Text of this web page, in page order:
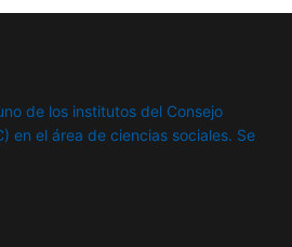
de los institutos del Consejo
en el área de ciencias sociales. Se